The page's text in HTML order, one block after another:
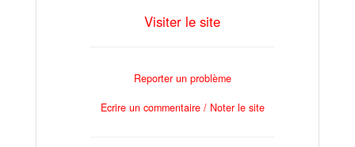
Visiter le site
Reporter un problème
Ecrire un commentaire / Noter le site